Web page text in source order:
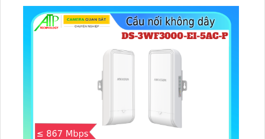
chuyển trong không gian rộng.